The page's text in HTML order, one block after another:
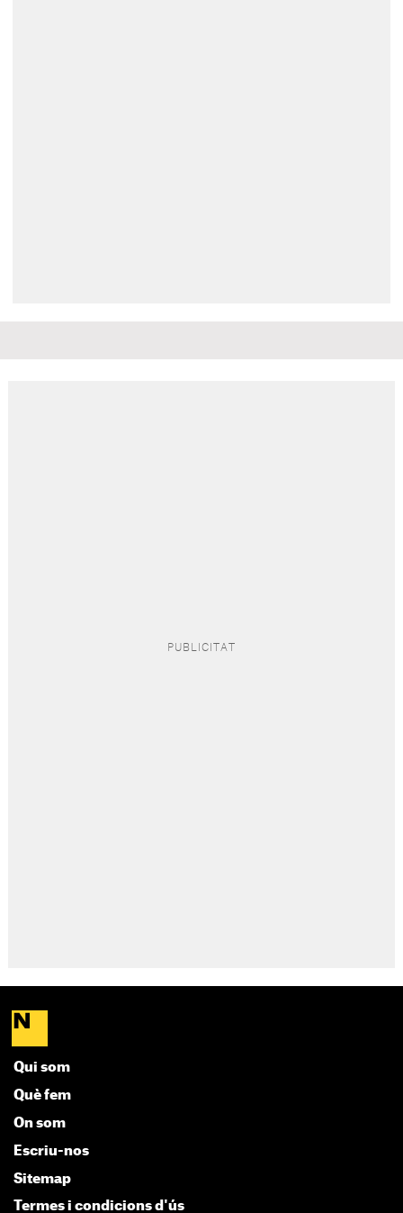
Qui som
Què fem
On som
Escriu-nos
Sitemap
Termes i condicions d'ús